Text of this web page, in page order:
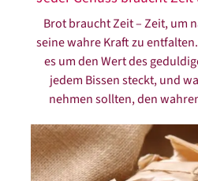
Brot braucht Zeit – Zeit, um
seine wahre Kraft zu
es um den Wert des
jedem Bissen steckt, und
nehmen sollten, den